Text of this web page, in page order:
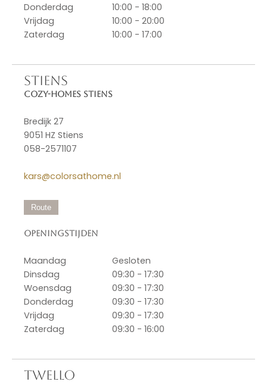
Donderdag
10:00 - 18:00
Vrijdag
10:00 - 20:00
Zaterdag
10:00 - 17:00
STIENS
Cozy-Homes Stiens
Bredijk 27
9051 HZ Stiens
058-2571107
kars@colorsathome.nl
Route
Openingstijden
Maandag
Gesloten
Dinsdag
09:30 - 17:30
Woensdag
09:30 - 17:30
Donderdag
09:30 - 17:30
Vrijdag
09:30 - 17:30
Zaterdag
09:30 - 16:00
TWELLO